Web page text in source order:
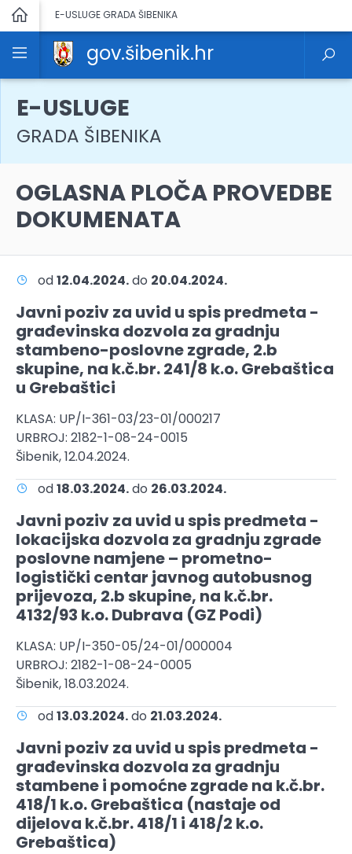
E-USLUGE GRADA ŠIBENIKA
gov.šibenik.hr
E-USLUGE
GRADA ŠIBENIKA
OGLASNA PLOČA PROVEDBE
DOKUMENATA
od12.04.2024.do 20.04.2024.
Javni poziv za uvid u spis predmeta -
građevinska dozvola za gradnju
stambeno-poslovne zgrade, 2.b
skupine, na k.č.br. 241/8 k.o. Grebaštica
u Grebaštici
KLASA: UP/I-361-03/23-01/000217
URBROJ: 2182-1-08-24-0015
Šibenik, 12.04.2024.
od18.03.2024.do 26.03.2024.
Javni poziv za uvid u spis predmeta -
lokacijska dozvola za gradnju zgrade
poslovne namjene – prometno-
logistički centar javnog autobusnog
prijevoza, 2.b skupine, na k.č.br.
4132/93 k.o. Dubrava (GZ Podi)
KLASA: UP/I-350-05/24-01/000004
URBROJ: 2182-1-08-24-0005
Šibenik, 18.03.2024.
od13.03.2024.do 21.03.2024.
Javni poziv za uvid u spis predmeta -
građevinska dozvola za gradnju
stambene i pomoćne zgrade na k.č.br.
418/1 k.o. Grebaštica (nastaje od
dijelova k.č.br. 418/1 i 418/2 k.o.
Grebaštica)